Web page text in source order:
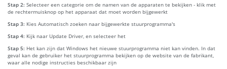
Stap 2: Selecteer een categorie om de namen van de apparaten te bekijken - klik met
de rechtermuisknop op het apparaat dat moet worden bijgewerkt
Stap 3: Kies Automatisch zoeken naar bijgewerkte stuurprogramma's
Stap 4: Kijk naar Update Driver, en selecteer het
Stap 5: Het kan zijn dat Windows het nieuwe stuurprogramma niet kan vinden. In dat
geval kan de gebruiker het stuurprogramma bekijken op de website van de fabrikant,
waar alle nodige instructies beschikbaar zijn